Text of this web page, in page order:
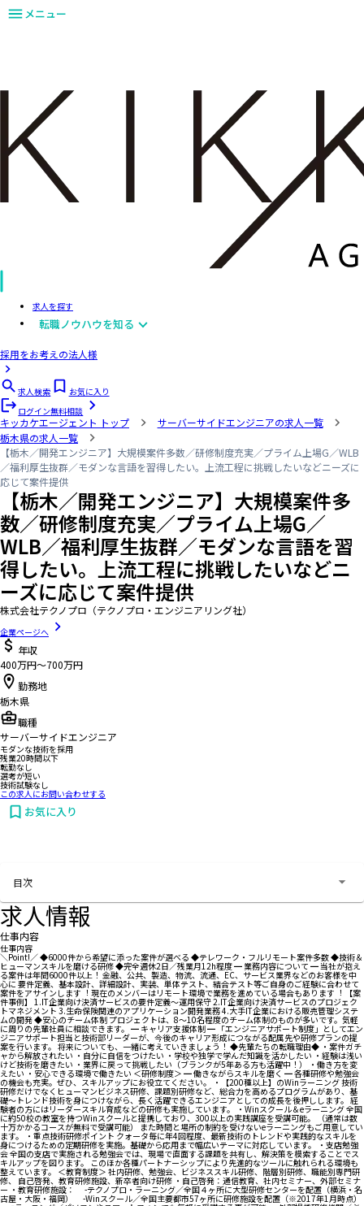
メニュー
求人を探す
転職ノウハウを知る
採用をお考えの法人様
求人検索
お気に入り
ログイン無料相談
キッカケエージェント トップ
サーバーサイドエンジニアの求人一覧
栃木県の求人一覧
【栃木／開発エンジニア】大規模案件多数／研修制度充実／プライム上場G／WLB
／福利厚生抜群／モダンな言語を習得したい。上流工程に挑戦したいなどニーズに
応じて案件提供
【栃木／開発エンジニア】大規模案件多
数／研修制度充実／プライム上場G／
WLB／福利厚生抜群／モダンな言語を習
得したい。上流工程に挑戦したいなどニ
ーズに応じて案件提供
株式会社テクノプロ（テクノプロ・エンジニアリング社）
企業ページへ
年収
400万円〜700万円
勤務地
栃木県
職種
サーバーサイドエンジニア
モダンな技術を採用
残業20時間以下
転勤なし
選考が短い
技術試験なし
この求人にお問い合わせする
お気に入り
目次
求人情報
仕事内容
仕事内容
＼Point!／ ◆6000件から希望に添った案件が選べる ◆テレワーク・フルリモート案件多数 ◆技術＆
ヒューマンスキルを磨ける研修 ◆完全週休2日／残業月12h程度 ━ 業務内容について ━ 当社が抱え
る案件は年間6000件以上！ ⾦融、公共、製造、物流、流通、EC、サービス業界などのお客様を中
⼼に 要件定義、基本設計、詳細設計、実装、単体テスト、結合テスト等ご⾃⾝のご経験に合わせて
案件をアサインします︕ 現在のメンバーはリモート環境で業務を進めている場合もあります︕ 【案
件事例】 1.IT企業向け決済サービスの要件定義〜運⽤保守 2.IT企業向け決済サービスのプロジェク
トマネジメント 3.⽣命保険関連のアプリケーション開発業務 4.⼤⼿IT企業における販売管理システ
ムの開発 ◆安心のチーム体制 プロジェクトは、8～10名程度のチーム体制のものが多いです。気軽
に周りの先輩社員に相談できます。 ━ キャリア支援体制 ━ 「エンジニアサポート制度」としてエン
ジニアサポート担当と技術部リーダーが、今後のキャリア形成につながる配属先や研修プランの提
案を行います。 将来についても、一緒に考えていきましょう！ ◆先輩たちの転職理由◆ ・案件ガチ
ャから解放されたい ・自分に自信をつけたい ・学校や独学で学んだ知識を活かしたい ・経験は浅い
けど技術を磨きたい ・業界に戻って挑戦したい（ブランクが5年ある方も活躍中！） ・働き方を変
えたい ・安心できる環境で働きたい ＜研修制度＞ ━ 働きながらスキルを磨く ━ 各種研修や勉強会
の機会も充実。ぜひ、スキルアップにお役立てください。 ・【200種以上】のWinラーニング 技術
研修だけでなくヒューマンビジネス研修、課題別研修など、総合力を高めるプログラムがあり、基
礎～トレンド技術を身につけながら、長く活躍できるエンジニアとしての成長を後押しします。 経
験者の方にはリーダースキル育成などの研修も実施しています。 ・Winスクール＆eラーニング 全国
に約50校の教室を持つWinスクールと提携しており、300以上の実践講座を受講可能。 （通常は数
十万かかるコースが無料で受講可能） また時間と場所の制約を受けないeラーニングもご用意してい
ます。 ・重点技術研修ポイント クォータ毎に年4回程度、最新技術のトレンドや実践的なスキルを
身につけるための定期研修を実施。基礎から応用まで幅広いテーマに対応しています。 ・支店勉強
会 全国の支店で実施される勉強会では、現場で直面する課題を共有し、解決策を模索することでス
キルアップを図ります。 このほか各種パートナーシップにより先進的なツールに触れられる環境も
整えています。 ＜教育制度＞ 社内研修、勉強会、ビジネススキル研修、階層別研修、職能別専門研
修、 自己啓発、教育研修施設、新卒者向け研修 ・自己啓発：通信教育、社内セミナー、外部セミナ
ー ・教育研修施設： -テクノプロ・ラーニング／全国４ヶ所に大型研修センターを配置（横浜・名
古屋・大阪・福岡） -Winスクール／全国主要都市57ヶ所に研修施設を配置（※2017年1月時点）